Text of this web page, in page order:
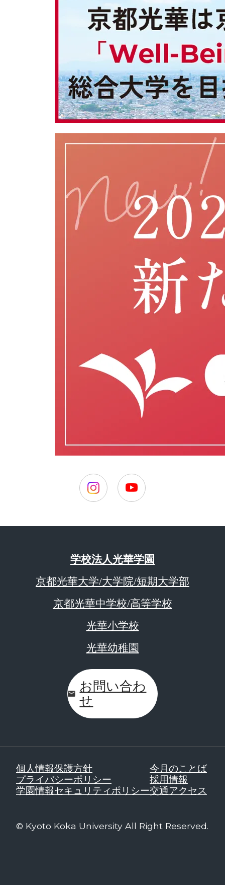
学校法人光華学園
京都光華大学/大学院/短期大学部
京都光華中学校/高等学校
光華小学校
光華幼稚園
お問い合わ
せ
個人情報保護方針
プライバシーポリシー
学園情報セキュリティポリシー
今月のことば
採用情報
交通アクセス
© Kyoto Koka University All Right Reserved.